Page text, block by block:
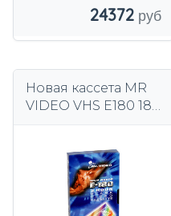
24372
Новая кассета MR
VIDEO VHS E180 180